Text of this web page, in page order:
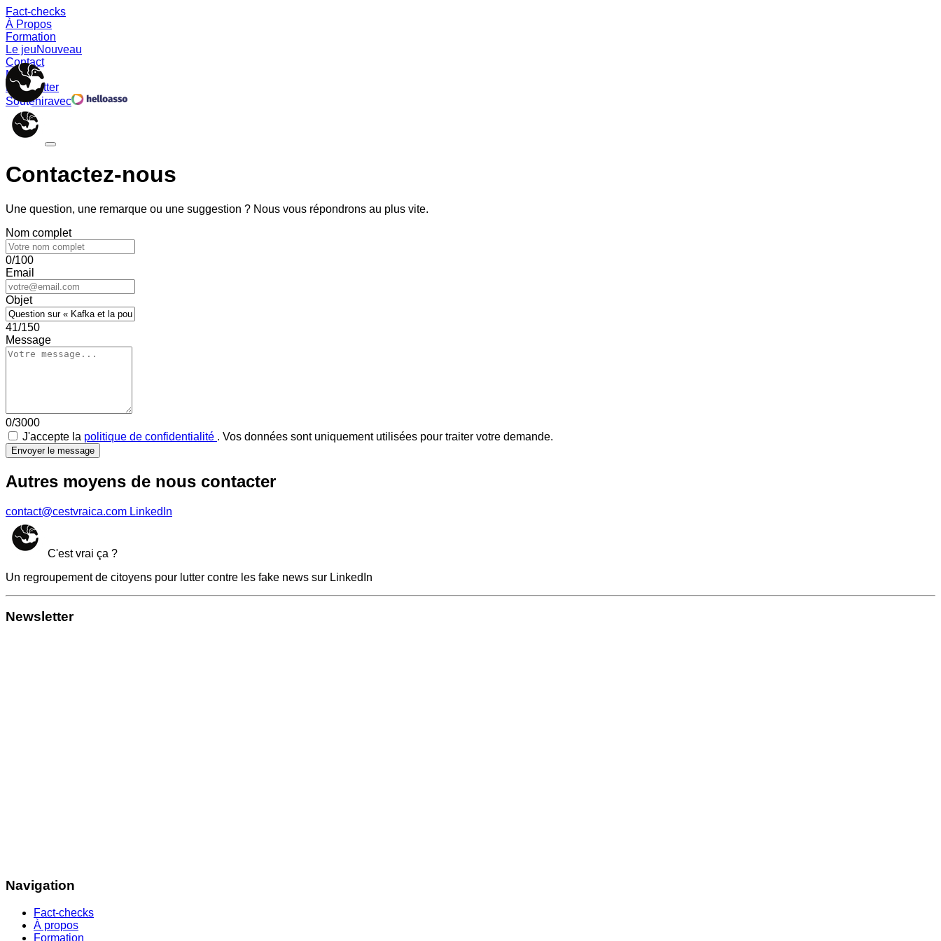
Fact-checks
À Propos
Formation
Le jeuNouveau
Contact
Memes
Newsletter
Souteniravec
Contactez-nous
Une question, une remarque ou une suggestion ? Nous vous répondrons au plus vite.
Nom complet
0/100
Email
Objet
41/150
Message
0/3000
J'accepte la politique de confidentialité . Vos données sont uniquement utilisées pour traiter votre demande.
Envoyer le message
Autres moyens de nous contacter
contact@cestvraica.com LinkedIn
C'est vrai ça ?
Un regroupement de citoyens pour lutter contre les fake news sur LinkedIn
Newsletter
Navigation
Fact-checks
À propos
Formation